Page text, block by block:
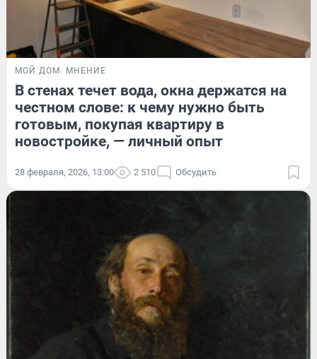
МОЙ ДОМ МНЕНИЕ
В стенах течет вода, окна держатся на
честном слове: к чему нужно быть
готовым, покупая квартиру в
новостройке, — личный опыт
28 февраля, 2026, 13:00 2 510 Обсудить